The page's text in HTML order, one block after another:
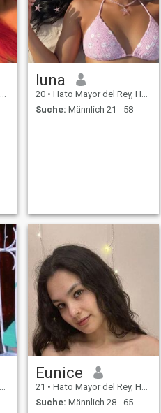
luna
20 • Hato Mayor del Rey, Hato Mayor, Dom. Rep.
Suche: Männlich 21 - 58
Eunice
21 • Hato Mayor del Rey, Hato Mayor, Dom. Rep.
Suche: Männlich 28 - 65